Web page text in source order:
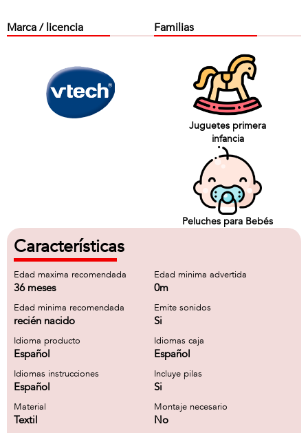
Marca / licencia Familias
Juguetes primera
infancia
Peluches para Bebés
Características
Edad maxima recomendada
36 meses
Edad minima advertida
0m
Edad minima recomendada
recién nacido
Emite sonidos
Si
Idioma producto
Español
Idiomas caja
Español
Idiomas instrucciones
Español
Incluye pilas
Si
Material
Textil
Montaje necesario
No